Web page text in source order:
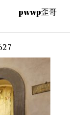
pwwp歪哥